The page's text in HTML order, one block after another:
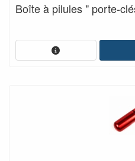
Boîte à pilules " porte-